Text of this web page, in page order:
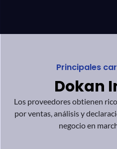
Principales
Dokan
Los proveedores obtienen
por ventas,
análisis y
negocio en